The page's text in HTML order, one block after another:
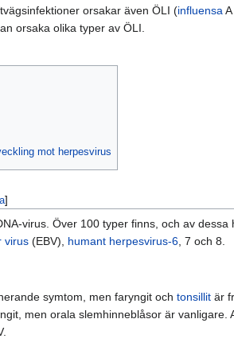
orsakar även ÖLI (influensa A
orsaka olika typer av ÖLI.
mot herpesvirus
]
virus. Över 100 typer finns, och av
virus (EBV), humant herpesvirus-6 , 7 och 8.
symtom, men faryngit och tonsillit är
men orala slemhinneblåsor är